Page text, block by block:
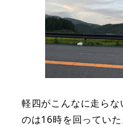
軽四がこんなに走ら
のは16時を回っていた